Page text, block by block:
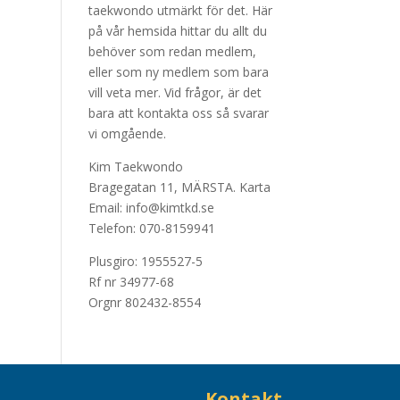
taekwondo utmärkt för det. Här
på vår hemsida hittar du allt du
behöver som redan medlem,
eller som ny medlem som bara
vill veta mer. Vid frågor, är det
bara att kontakta oss så svarar
vi omgående.
Kim Taekwondo
Bragegatan 11, MÄRSTA. Karta
Email: info@kimtkd.se
Telefon: 070-8159941
Plusgiro: 1955527-5
Rf nr 34977-68
Orgnr 802432-8554